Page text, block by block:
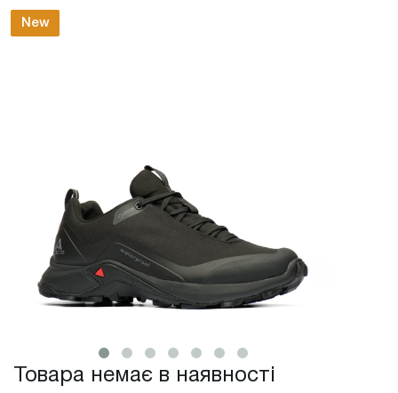
New
Товара немає в наявності